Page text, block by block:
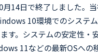
月14日で終了しました。
10環境でのシステ
す。システムの安定性・
11などの最新OSへの